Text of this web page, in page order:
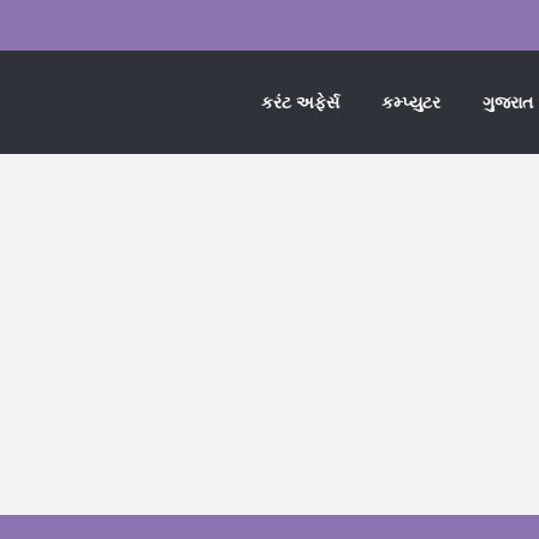
કરંટ અફેર્સ કમ્પ્યુટર ગુજરાત